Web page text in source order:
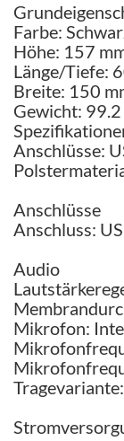
Farbe:
Höhe: 157
Länge/Tiefe:
Breite: 150
Gewicht: 99.2
Anschlüsse:
Anschlüsse
Anschluss:
Audio
Mikrofon: